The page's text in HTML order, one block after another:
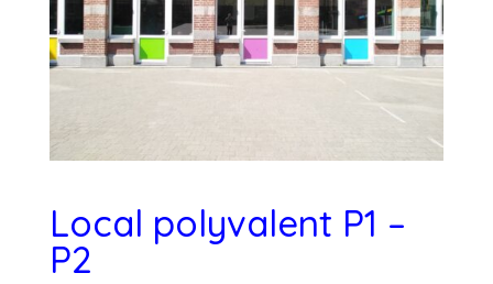
Local polyvalent P1 –
P2